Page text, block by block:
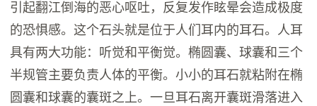
引起翻江倒海的恶心呕吐，反复发作眩晕会造成极度
的恐惧感。这个石头就是位于人们耳内的耳石。人耳
具有两大功能：听觉和平衡觉。椭圆囊、球囊和三个
半规管主要负责人体的平衡。小小的耳石就粘附在椭
圆囊和球囊的囊斑之上。一旦耳石离开囊斑滑落进入